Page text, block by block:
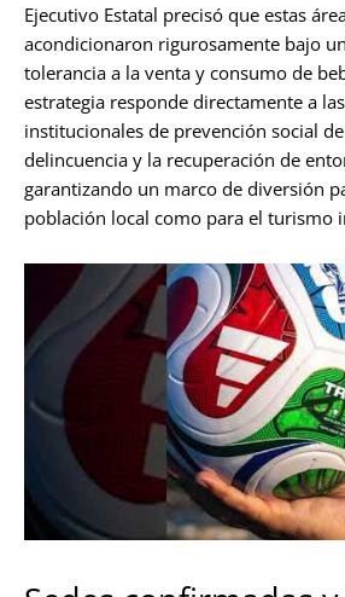
Ejecutivo Estatal precisó que estas
acondicionaron rigurosamente bajo
tolerancia a la venta y consumo de
estrategia responde directamente a
institucionales de prevención social
delincuencia y la recuperación de
garantizando un marco de diversión
población local como para el turismo